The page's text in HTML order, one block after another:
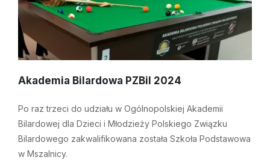
Akademia Bilardowa PZBil 2024
Po raz trzeci do udziału w Ogólnopolskiej Akademii
Bilardowej dla Dzieci i Młodzieży Polskiego Związku
Bilardowego zakwalifikowana została Szkoła Podstawowa
w Mszalnicy.